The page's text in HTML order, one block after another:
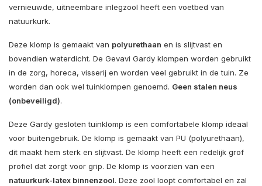
vernieuwde, uitneembare inlegzool heeft een voetbed van
natuurkurk.
Deze klomp is gemaakt van polyurethaan en is slijtvast en
bovendien waterdicht. De Gevavi Gardy klompen worden gebruikt
in de zorg, horeca, visserij en worden veel gebruikt in de tuin. Ze
worden dan ook wel tuinklompen genoemd. Geen stalen neus
(onbeveiligd).
Deze Gardy gesloten tuinklomp is een comfortabele klomp ideaal
voor buitengebruik. De klomp is gemaakt van PU (polyurethaan),
dit maakt hem sterk en slijtvast. De klomp heeft een redelijk grof
profiel dat zorgt voor grip. De klomp is voorzien van een
natuurkurk-latex binnenzool. Deze zool loopt comfortabel en zal